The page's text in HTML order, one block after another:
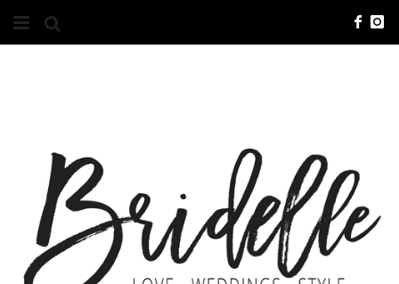
O NAS
KONTAKT
REKLAMA